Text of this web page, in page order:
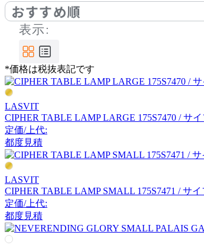
コッコレ
cosine
コサイン
DCW éditions
ディーシーダブリューエ
DeVorm
デフォルム
おすすめ順
表示:
*価格は税抜表記です
LASVIT
CIPHER TABLE LAMP LARGE 175S7470 / サ
定価/上代:
都度見積
LASVIT
CIPHER TABLE LAMP SMALL 175S7471 / サイ
定価/上代:
都度見積